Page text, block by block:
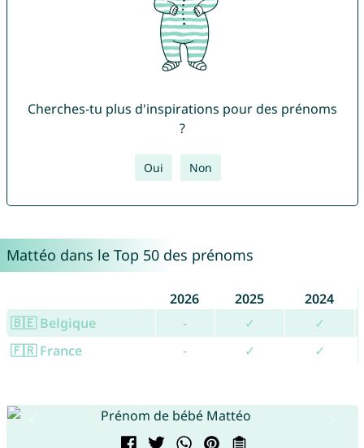
Cherches-tu plus d'inspirations pour des prénoms
?
Oui Non
Mattéo dans le Top 50 des prénoms
2026 2025
2024
🇧🇪 Belgique
- ✓
✓
🇫🇷 France
- ✓ ✓